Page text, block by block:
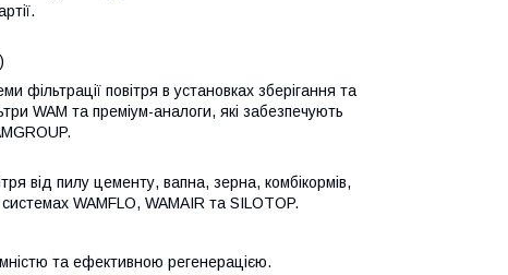
повітря в установках зберігання та
WAM та преміум-аналоги, які забезпечують
від пилу цементу, вапна, зерна, комбікормів,
WAMFLO, WAMAIR та SILOTOP.
та ефективною регенерацією.